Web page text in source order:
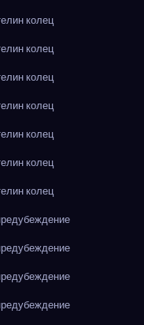
колец
колец
колец
колец
колец
колец
колец